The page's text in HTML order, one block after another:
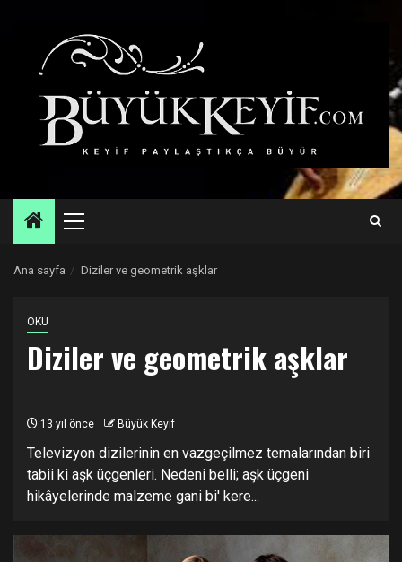
Primary
Ana sayfa Diziler ve geometrik aşklar
OKU
Diziler ve geometrik aşklar
13 yıl önce Büyük Keyif
Televizyon dizilerinin en vazgeçilmez temalarından biri
tabii ki aşk üçgenleri. Nedeni belli; aşk üçgeni
hikâyelerinde malzeme gani bi' kere...